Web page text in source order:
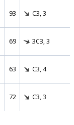
93 СЗ, 3
69 ЗСЗ, 3
63 СЗ, 4
72 СЗ, 3